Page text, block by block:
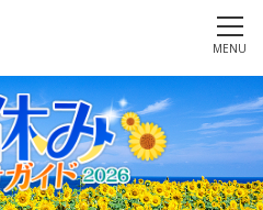
MENU